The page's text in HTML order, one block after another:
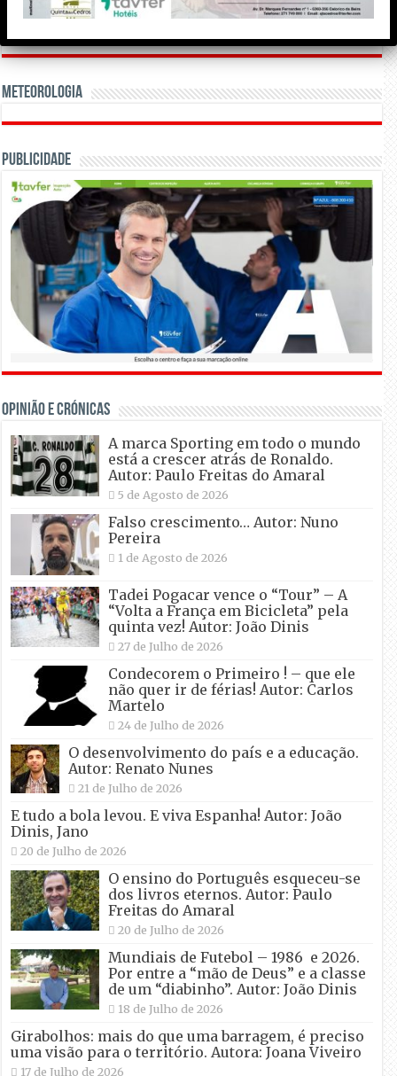
Meteorologia
Publicidade
OPINIÃO E CRÓNICAS
A marca Sporting em todo o mundo
está a crescer atrás de Ronaldo.
Autor: Paulo Freitas do Amaral
5 de Agosto de 2026
Falso crescimento… Autor: Nuno
Pereira
1 de Agosto de 2026
Tadei Pogacar vence o “Tour” – A
“Volta a França em Bicicleta” pela
quinta vez! Autor: João Dinis
27 de Julho de 2026
Condecorem o Primeiro ! – que ele
não quer ir de férias! Autor: Carlos
Martelo
24 de Julho de 2026
O desenvolvimento do país e a educação.
Autor: Renato Nunes
21 de Julho de 2026
E tudo a bola levou. E viva Espanha! Autor: João
Dinis, Jano
20 de Julho de 2026
O ensino do Português esqueceu-se
dos livros eternos. Autor: Paulo
Freitas do Amaral
20 de Julho de 2026
Mundiais de Futebol – 1986 e 2026.
Por entre a “mão de Deus” e a classe
de um “diabinho”. Autor: João Dinis
18 de Julho de 2026
Girabolhos: mais do que uma barragem, é preciso
uma visão para o território. Autora: Joana Viveiro
17 de Julho de 2026